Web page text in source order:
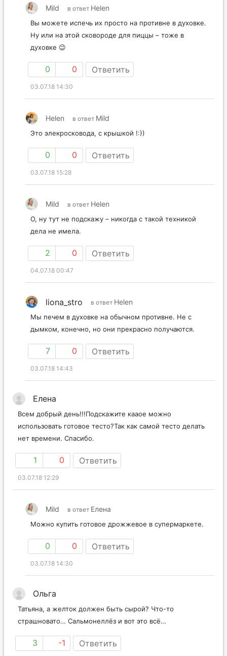
Mild в ответ Helen
Вы можете испечь их просто на противне в духовке.
Ну или на этой сковороде для пиццы – тоже в
духовке 😉
0 0 Ответить
03.07.18 14:30
Helen в ответ Mild
Это элекросковода, с крышкой !:))
0 0 Ответить
03.07.18 15:28
Mild в ответ Helen
О, ну тут не подскажу – никогда с такой техникой
дела не имела.
2 0 Ответить
04.07.18 00:47
liona_stro в ответ Helen
Мы печем в духовке на обычном противне. Не с
дымком, конечно, но они прекрасно получаются.
7 0 Ответить
03.07.18 14:43
Елена
Всем добрый день!!!Подскажите кааое можно
использовать готовое тесто?Так как самой тесто делать
нет времени. Спасибо.
1 0 Ответить
03.07.18 12:29
Mild в ответ Елена
Можно купить готовое дрожжевое в супермаркете.
0 0 Ответить
03.07.18 14:30
Ольга
Татьяна, а желток должен быть сырой? Что-то
страшновато… Сальмонеллёз и вот это всё…
3 -1 Ответить